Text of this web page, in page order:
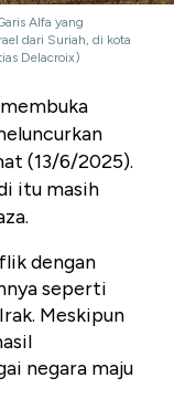
Alfa yang
dari Suriah, di kota
Delacroix)
(13/6/2025).
itu masih
dengan
seperti
Meskipun
negara maju